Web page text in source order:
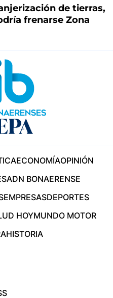
de tierras,
frenarse Zona
ECONOMÍAOPINIÓN
ADN BONAERENSE
EMPRESASDEPORTES
HOYMUNDO MOTOR
HISTORIA